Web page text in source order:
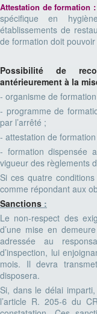
Attestation de formation :
spécifique en
établissements de
de formation doit
Possibilité de
antérieurement à la
- organisme de
- programme de
par l’arrêté ;
- attestation de
- formation dispensée
vigueur des règlements
Si ces quatre
comme répondant aux
Sanctions :
Le non-respect des
d’une mise en
adressée au
d’inspection, lui
mois. Il devra
disposera.
Si, dans le délai
l’article R. 205-6 du